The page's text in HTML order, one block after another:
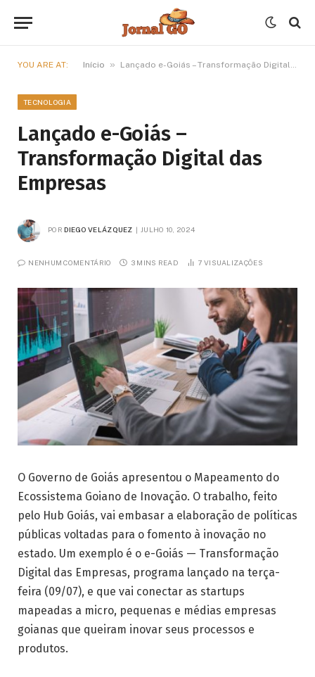
YOU ARE AT: Início » Lançado e-Goiás – Transformação Digital das Empresas
TECNOLOGIA
Lançado e-Goiás –
Transformação Digital das
Empresas
POR DIEGO VELÁZQUEZ JULHO 10, 2024
NENHUM COMENTÁRIO 3 MINS READ 7 VISUALIZAÇÕES
O Governo de Goiás apresentou o Mapeamento do
Ecossistema Goiano de Inovação. O trabalho, feito
pelo Hub Goiás, vai embasar a elaboração de políticas
públicas voltadas para o fomento à inovação no
estado. Um exemplo é o e-Goiás — Transformação
Digital das Empresas, programa lançado na terça-
feira (09/07), e que vai conectar as startups
mapeadas a micro, pequenas e médias empresas
goianas que queiram inovar seus processos e
produtos.